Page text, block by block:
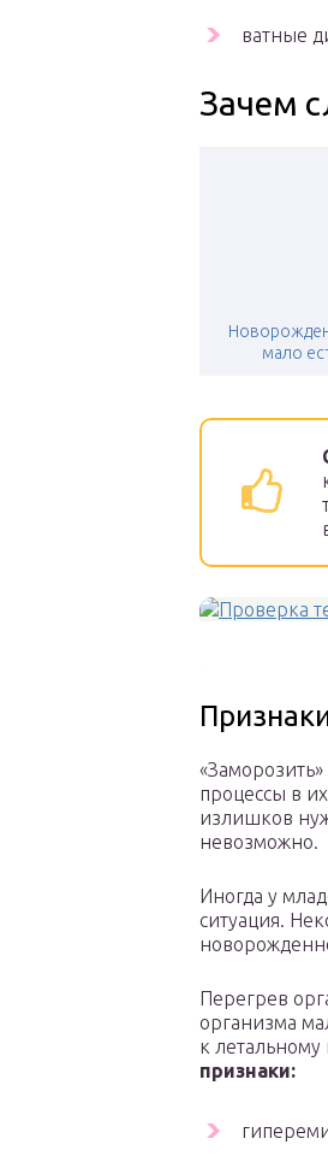
ватные
Зачем
мало
процессы в
излишков
невозможно.
Иногда у
ситуация.
Перегрев
организма
к летальному
признаки: